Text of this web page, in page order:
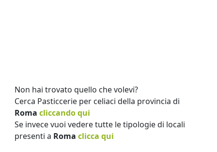
Non hai trovato quello che volevi?
Cerca Pasticcerie per celiaci della provincia di
Roma cliccando qui
Se invece vuoi vedere tutte le tipologie di locali
presenti a Roma clicca qui